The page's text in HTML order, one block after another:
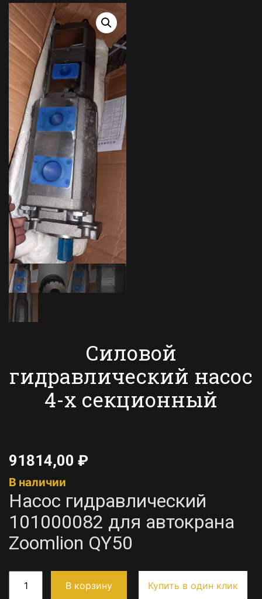
Силовой
гидравлический насос
4-х секционный
91814,00 ₽
В наличии
Насос гидравлический
101000082 для автокрана
Zoomlion QY50
В корзину Купить в один клик